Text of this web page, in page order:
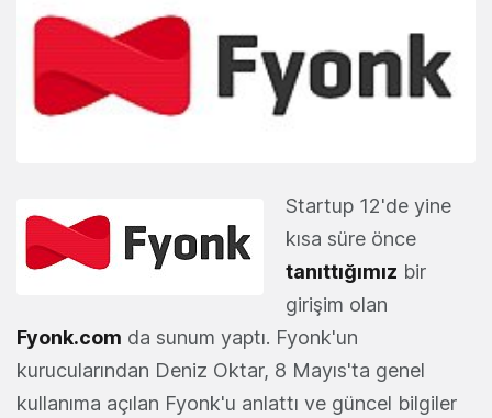
Startup 12'de yine
kısa süre önce
tanıttığımız bir
girişim olan
Fyonk.com da sunum yaptı. Fyonk'un
kurucularından Deniz Oktar, 8 Mayıs'ta genel
kullanıma açılan Fyonk'u anlattı ve güncel bilgiler